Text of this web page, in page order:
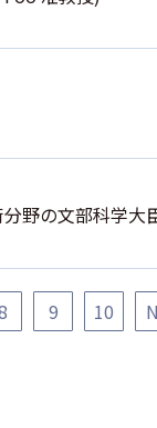
野の文部科学
9 10